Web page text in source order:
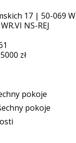
17 | 50-069
NS-REJ
zł
pokoje
pokoje